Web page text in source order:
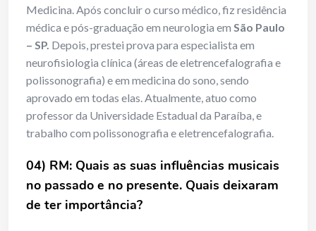
Medicina. Após concluir o curso médico, fiz residência
médica e pós-graduação em neurologia em São Paulo
– SP. Depois, prestei prova para especialista em
neurofisiologia clínica (áreas de eletrencefalografia e
polissonografia) e em medicina do sono, sendo
aprovado em todas elas. Atualmente, atuo como
professor da Universidade Estadual da Paraíba, e
trabalho com polissonografia e eletrencefalografia.
04) RM: Quais as suas influências musicais
no passado e no presente. Quais deixaram
de ter importância?